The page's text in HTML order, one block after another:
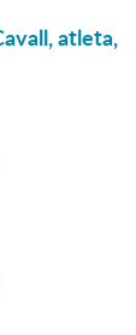
atleta,